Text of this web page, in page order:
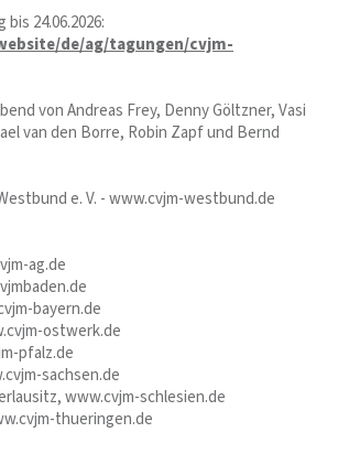
24.06.2026:
de/ag/tagungen/cvjm-
von Andreas Frey, Denny Göltzner, Vasi
van den Borre, Robin Zapf und Bernd
e. V. - www.cvjm-westbund.de
ag.de
bayern.de
ostwerk.de
pfalz.de
sachsen.de
www.cvjm-schlesien.de
thueringen.de